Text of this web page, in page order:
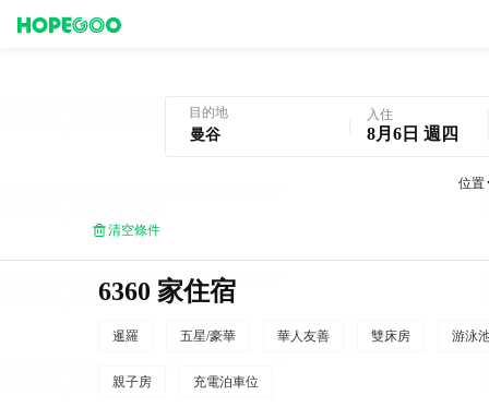
目的地 入住
8月6日 週四
位置
清空條件
6360 家住宿
暹羅 五星/豪華 華人友善 雙床房 游泳
親子房 充電泊車位